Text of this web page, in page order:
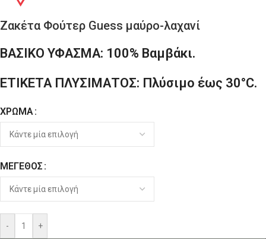
Ζακέτα Φούτερ Guess μαύρο-λαχανί
ΒΑΣΙΚΟ ΥΦΑΣΜΑ: 100% Βαμβάκι.
ΕΤΙΚΕΤΑ ΠΛΥΣΙΜΑΤΟΣ: Πλύσιμο έως 30°C.
ΧΡΏΜΑ
ΜΈΓΕΘΟΣ
- +
Alternative: